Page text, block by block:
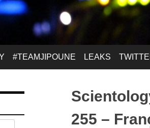
#TEAMJIPOUNE LEAKS
255 –